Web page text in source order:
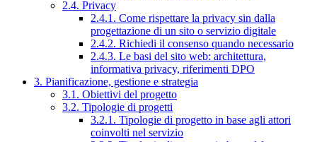
2.4. Privacy
2.4.1. Come rispettare la privacy sin dalla
progettazione di un sito o servizio digitale
2.4.2. Richiedi il consenso quando necessario
2.4.3. Le basi del sito web: architettura,
informativa privacy, riferimenti DPO
3. Pianificazione, gestione e strategia
3.1. Obiettivi del progetto
3.2. Tipologie di progetti
3.2.1. Tipologie di progetto in base agli attori
coinvolti nel servizio